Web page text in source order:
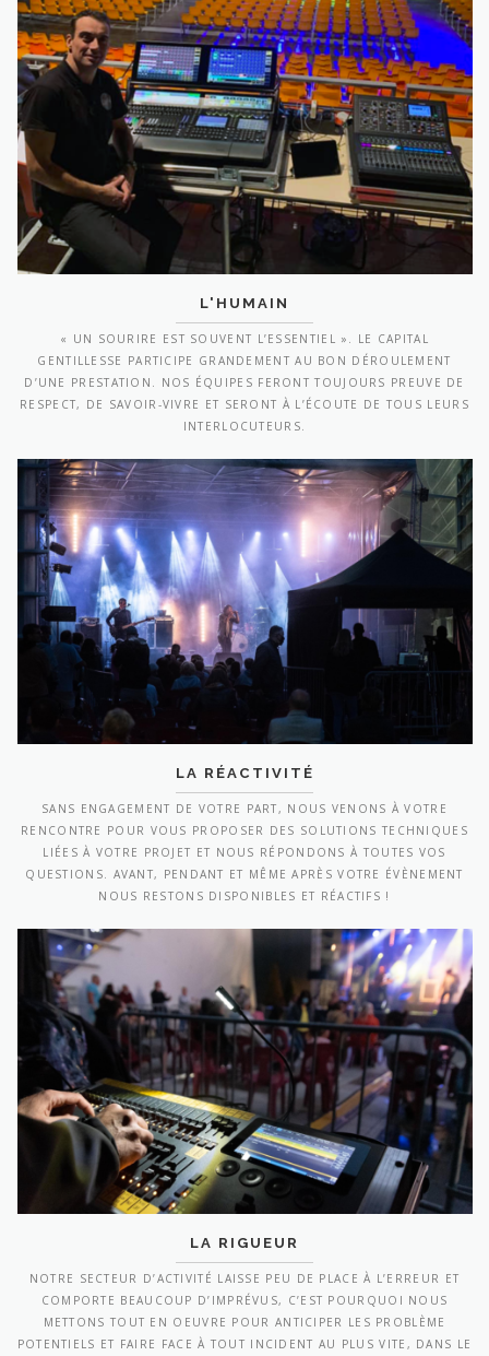
L'HUMAIN
« UN SOURIRE EST SOUVENT L’ESSENTIEL ». LE CAPITAL
GENTILLESSE PARTICIPE GRANDEMENT AU BON DÉROULEMENT
D’UNE PRESTATION. NOS ÉQUIPES FERONT TOUJOURS PREUVE DE
RESPECT, DE SAVOIR-VIVRE ET SERONT À L’ÉCOUTE DE TOUS LEURS
INTERLOCUTEURS.
LA RÉACTIVITÉ
SANS ENGAGEMENT DE VOTRE PART, NOUS VENONS À VOTRE
RENCONTRE POUR VOUS PROPOSER DES SOLUTIONS TECHNIQUES
LIÉES À VOTRE PROJET ET NOUS RÉPONDONS À TOUTES VOS
QUESTIONS. AVANT, PENDANT ET MÊME APRÈS VOTRE ÉVÈNEMENT
NOUS RESTONS DISPONIBLES ET RÉACTIFS !
LA RIGUEUR
NOTRE SECTEUR D’ACTIVITÉ LAISSE PEU DE PLACE À L’ERREUR ET
COMPORTE BEAUCOUP D’IMPRÉVUS, C’EST POURQUOI NOUS
METTONS TOUT EN OEUVRE POUR ANTICIPER LES PROBLÈME
POTENTIELS ET FAIRE FACE À TOUT INCIDENT AU PLUS VITE, DANS LE